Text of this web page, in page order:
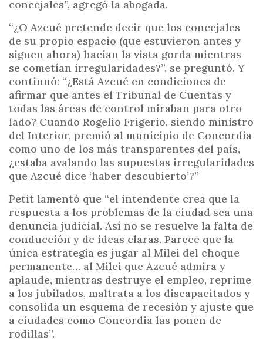
concejales”, agregó la abogada.
“¿O Azcué pretende decir que los concejales
de su propio espacio (que estuvieron antes y
siguen ahora) hacían la vista gorda mientras
se cometían irregularidades?”, se preguntó. Y
continuó: “¿Está Azcué en condiciones de
afirmar que antes el Tribunal de Cuentas y
todas las áreas de control miraban para otro
lado? Cuando Rogelio Frigerio, siendo ministro
del Interior, premió al municipio de Concordia
como uno de los más transparentes del país,
¿estaba avalando las supuestas irregularidades
que Azcué dice ‘haber descubierto’?”
Petit lamentó que “el intendente crea que la
respuesta a los problemas de la ciudad sea una
denuncia judicial. Así no se resuelve la falta de
conducción y de ideas claras. Parece que la
única estrategia es jugar al Milei del choque
permanente… al Milei que Azcué admira y
aplaude, mientras destruye el empleo, reprime
a los jubilados, maltrata a los discapacitados y
consolida un esquema de recesión y ajuste que
a ciudades como Concordia las ponen de
rodillas”.